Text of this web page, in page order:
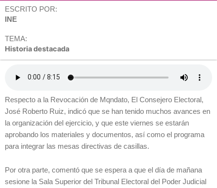
ESCRITO POR:
INE
TEMA:
Historia destacada
Respecto a la Revocación de Mqndato, El Consejero Electoral,
José Roberto Ruiz, indicó que se han tenido muchos avances en
la organización del ejercicio, y que este viernes se estarán
aprobando los materiales y documentos, así como el programa
para integrar las mesas directivas de casillas.
Por otra parte, comentó que se espera a que el día de mañana
sesione la Sala Superior del Tribunal Electoral del Poder Judicial